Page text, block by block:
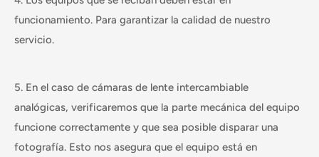
funcionamiento. Para garantizar la calidad de nuestro
servicio.
5. En el caso de cámaras de lente intercambiable
analógicas, verificaremos que la parte mecánica del equipo
funcione correctamente y que sea posible disparar una
fotografía. Esto nos asegura que el equipo está en